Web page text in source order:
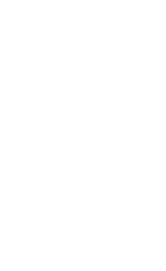
como el remate muebles de terraza,
a precios reducidos. Estos eventos
sillones, mesas auxiliares y más,
de más. Al momento de elegir,
la cantidad de personas que lo
estás dispuesto a realizar.
y descubre cuál se adapta mejor a ti.
tu terraza en un lugar ideal para
con estilo y comodidad.